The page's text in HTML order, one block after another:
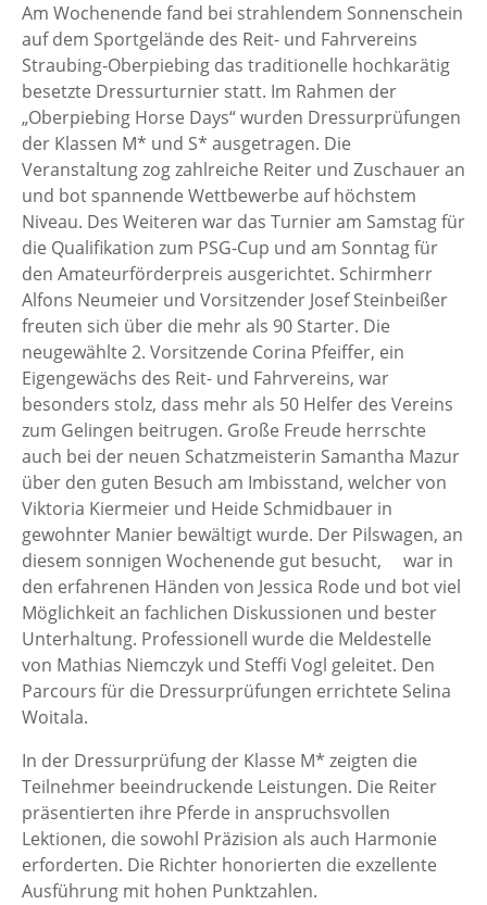
Am Wochenende fand bei strahlendem Sonnenschein
auf dem Sportgelände des Reit- und Fahrvereins
Straubing-Oberpiebing das traditionelle hochkarätig
besetzte Dressurturnier statt. Im Rahmen der
„Oberpiebing Horse Days“ wurden Dressurprüfungen
der Klassen M* und S* ausgetragen. Die
Veranstaltung zog zahlreiche Reiter und Zuschauer an
und bot spannende Wettbewerbe auf höchstem
Niveau.​ Des Weiteren war das Turnier am Samstag für
die Qualifikation zum PSG-Cup und am Sonntag für
den Amateurförderpreis ausgerichtet. Schirmherr
Alfons Neumeier und Vorsitzender Josef Steinbeißer
freuten sich über die mehr als 90 Starter. Die
neugewählte 2. Vorsitzende Corina Pfeiffer, ein
Eigengewächs des Reit- und Fahrvereins, war
besonders stolz, dass mehr als 50 Helfer des Vereins
zum Gelingen beitrugen. Große Freude herrschte
auch bei der neuen Schatzmeisterin Samantha Mazur
über den guten Besuch am Imbisstand, welcher von
Viktoria Kiermeier und Heide Schmidbauer in
gewohnter Manier bewältigt wurde. Der Pilswagen, an
diesem sonnigen Wochenende gut besucht, war in
den erfahrenen Händen von Jessica Rode und bot viel
Möglichkeit an fachlichen Diskussionen und bester
Unterhaltung. Professionell wurde die Meldestelle
von Mathias Niemczyk und Steffi Vogl geleitet. Den
Parcours für die Dressurprüfungen errichtete Selina
Woitala.
In der Dressurprüfung der Klasse M* zeigten die
Teilnehmer beeindruckende Leistungen. Die Reiter
präsentierten ihre Pferde in anspruchsvollen
Lektionen, die sowohl Präzision als auch Harmonie
erforderten. Die Richter honorierten die exzellente
Ausführung mit hohen Punktzahlen.​